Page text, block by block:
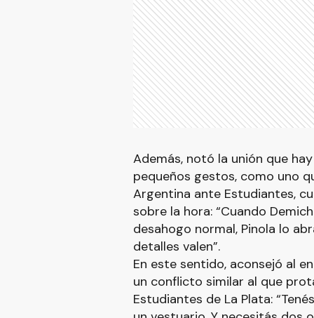
Además, notó la unión que
pequeños gestos, como uno
Argentina ante Estudiantes,
sobre la hora: “Cuando
desahogo normal, Pinola lo
detalles valen”.
En este sentido, aconsejó al
un conflicto similar al que
Estudiantes de La Plata: